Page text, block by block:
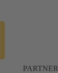
PARTNER